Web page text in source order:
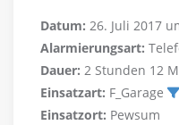
Datum: 26. Juli 2017
Alarmierungsart:
Dauer: 2 Stunden 12
Einsatzart: F_Garage
Einsatzort: Pewsum